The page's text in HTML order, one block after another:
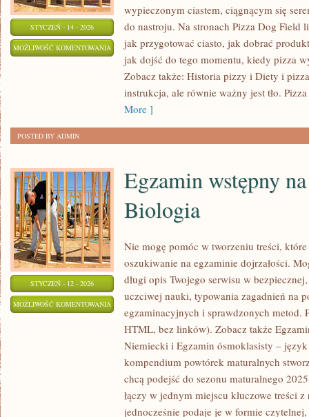
STYCZEŃ - 14 - 2026
MOŻLIWOŚĆ KOMENTOWANIA DIETY
PIZZA
wypieczonym ciastem, ciągnącym się
do nastroju. Na stronach Pizza Dog
jak przygotować ciasto, jak dobrać
jak dojść do tego momentu, kiedy pizza
Zobacz także: Historia pizzy i Diety i
instrukcja, ale równie ważny jest tło.
More ]
POSTED BY ADMIN
STYCZEŃ - 12 - 2026
MOŻLIWOŚĆ KOMENTOWANIA
WSTĘPNY
Egzamin wstępny
Biologia
Nie mogę pomóc w tworzeniu treści,
oszukiwanie na egzaminie dojrzałości.
długi opis Twojego serwisu w
uczciwej nauki, typowania zagadnień na
egzaminacyjnych i sprawdzonych metod.
HTML, bez linków). Zobacz także
Niemiecki i Egzamin ósmoklasisty –
kompendium powtórek maturalnych
chcą podejść do sezonu maturalnego
łączy w jednym miejscu kluczowe treści
jednocześnie podaje je w formie